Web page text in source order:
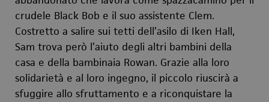
crudele Black Bob e il suo assistente Clem.
Costretto a salire sui tetti dell’asilo di Iken Hall,
Sam trova però l’aiuto degli altri bambini della
casa e della bambinaia Rowan. Grazie alla loro
solidarietà e al loro ingegno, il piccolo riuscirà a
sfuggire allo sfruttamento e a riconquistare la